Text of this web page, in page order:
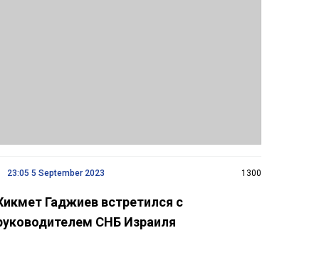
23:05 5 September 2023 1300
Гаджиев встретился с
СНБ Израиля